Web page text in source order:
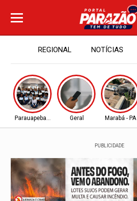
REGIONAL NOTÍCIAS
Parauapebas - PA Geral Marabá - PA
PUBLICIDADE